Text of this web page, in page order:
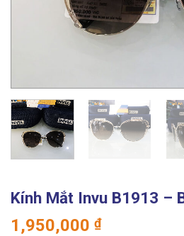
Kính Mắt Invu B1913 –
1,950,000 ₫